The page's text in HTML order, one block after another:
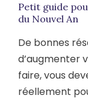
Petit guide
du Nouvel An
De bonnes
d’augmenter
faire, vous
réellement